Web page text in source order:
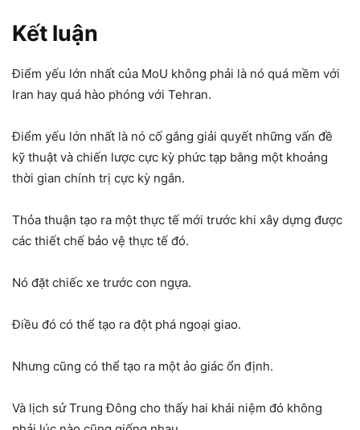
Kết luận
Điểm yếu lớn nhất của MoU không phải là nó quá mềm với
Iran hay quá hào phóng với Tehran.
Điểm yếu lớn nhất là nó cố gắng giải quyết những vấn đề
kỹ thuật và chiến lược cực kỳ phức tạp bằng một khoảng
thời gian chính trị cực kỳ ngắn.
Thỏa thuận tạo ra một thực tế mới trước khi xây dựng được
các thiết chế bảo vệ thực tế đó.
Nó đặt chiếc xe trước con ngựa.
Điều đó có thể tạo ra đột phá ngoại giao.
Nhưng cũng có thể tạo ra một ảo giác ổn định.
Và lịch sử Trung Đông cho thấy hai khái niệm đó không